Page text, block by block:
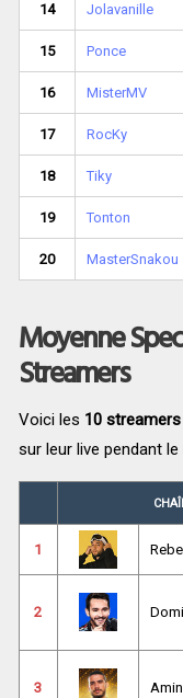
14 Jolavanille
15 Ponce
16 MisterMV
17 RocKy
18 Tiky
19 Tonton
20 MasterSnakou
Moyenne
Streamers
Voici les 10
sur leur live pendant
1
2
3